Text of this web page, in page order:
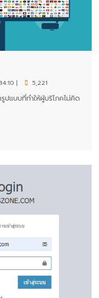
| 5,221
แบบที่ทำให้ผู้บริโภคไม่คิด